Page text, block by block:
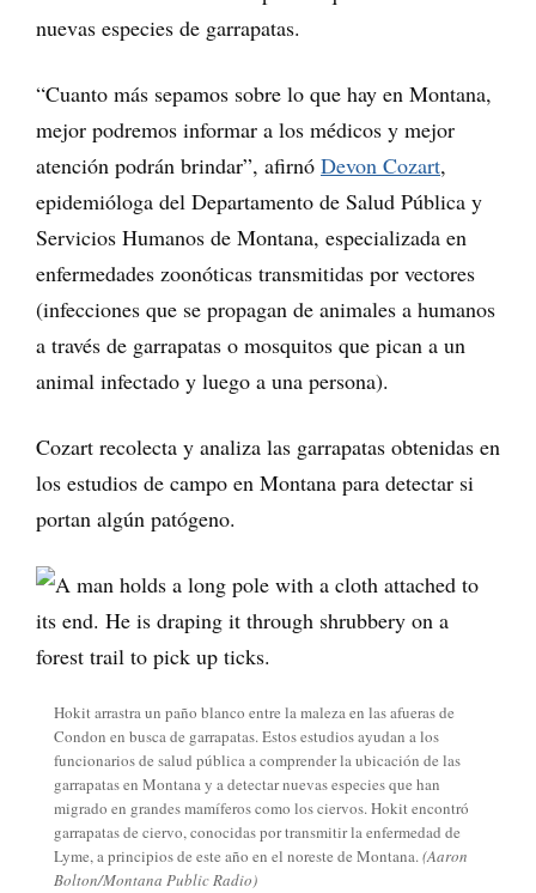
nuevas especies de garrapatas.
“Cuanto más sepamos sobre lo que hay en Montana,
mejor podremos informar a los médicos y mejor
atención podrán brindar”, afirnó Devon Cozart,
epidemióloga del Departamento de Salud Pública y
Servicios Humanos de Montana, especializada en
enfermedades zoonóticas transmitidas por vectores
(infecciones que se propagan de animales a humanos
a través de garrapatas o mosquitos que pican a un
animal infectado y luego a una persona).
Cozart recolecta y analiza las garrapatas obtenidas en
los estudios de campo en Montana para detectar si
portan algún patógeno.
Hokit arrastra un paño blanco entre la maleza en las afueras de
Condon en busca de garrapatas. Estos estudios ayudan a los
funcionarios de salud pública a comprender la ubicación de las
garrapatas en Montana y a detectar nuevas especies que han
migrado en grandes mamíferos como los ciervos. Hokit encontró
garrapatas de ciervo, conocidas por transmitir la enfermedad de
Lyme, a principios de este año en el noreste de Montana.(Aaron
Bolton/Montana Public Radio)